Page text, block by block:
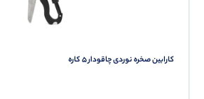
کارابین صخره نوردی چاقودار ۵ کاره